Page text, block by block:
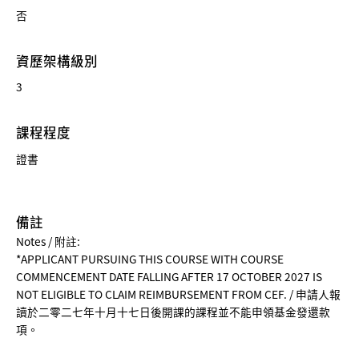
否
資歷架構級別
3
課程程度
證書
備註
Notes / 附註:
*APPLICANT PURSUING THIS COURSE WITH COURSE
COMMENCEMENT DATE FALLING AFTER 17 OCTOBER 2027 IS
NOT ELIGIBLE TO CLAIM REIMBURSEMENT FROM CEF. / 申請人報
讀於二零二七年十月十七日後開課的課程並不能申領基金發還款
項。